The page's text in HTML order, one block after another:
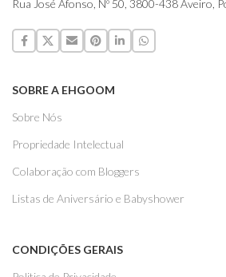
Rua José Afonso, Nº 50, 3800-438 Aveiro,
SOBRE A EHGOOM
Sobre Nós
Propriedade Intelectual
Colaboração com Bloggers
Listas de Aniversário e Babyshower
CONDIÇÕES GERAIS